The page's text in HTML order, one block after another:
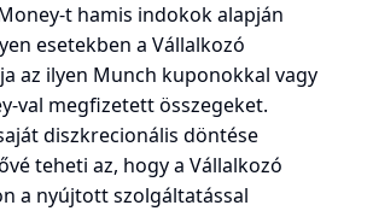
t hamis indokok alapján
esetekben a Vállalkozó
az ilyen Munch kuponokkal vagy
val megfizetett összegeket.
diszkrecionális döntése
teheti az, hogy a Vállalkozó
a nyújtott szolgáltatással